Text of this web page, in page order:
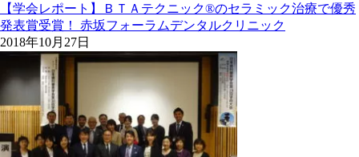
【学会レポート】ＢＴＡテクニック®のセラミック治療で優秀
発表賞受賞！ 赤坂フォーラムデンタルクリニック
2018年10月27日